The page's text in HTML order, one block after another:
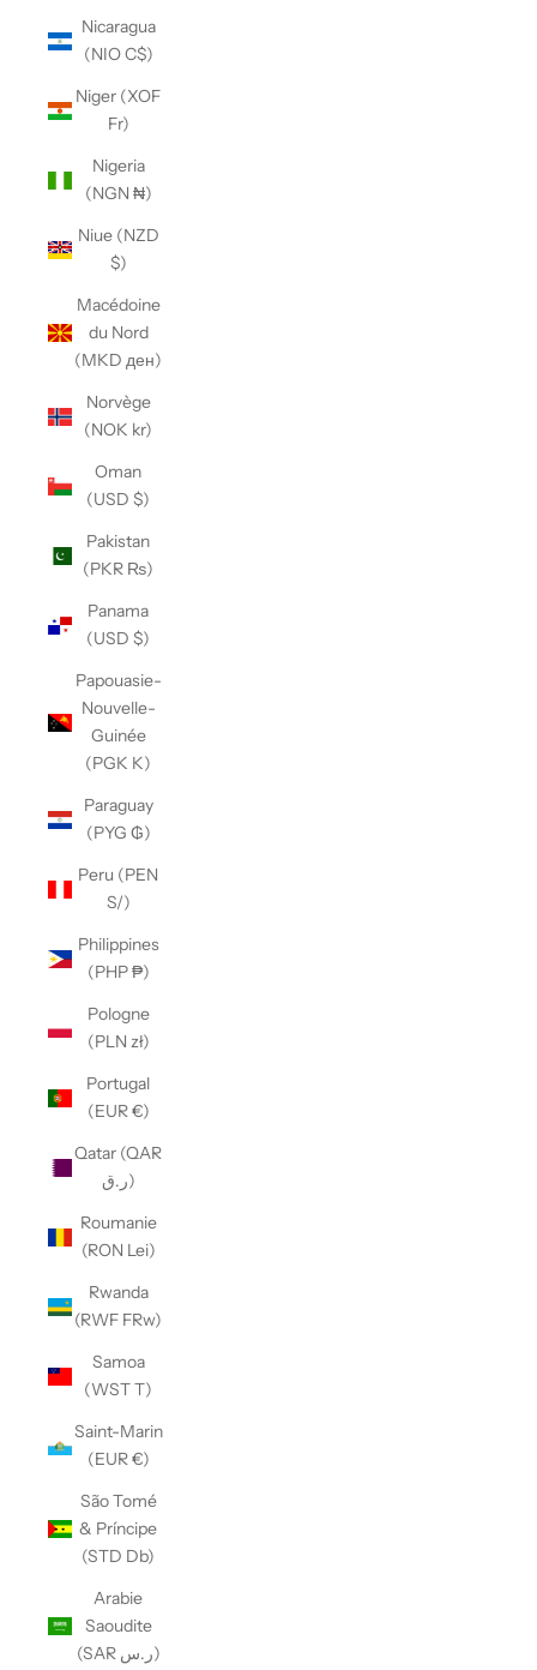
Nicaragua
(NIO C$)
Niger (XOF
Fr)
Nigeria
(NGN ₦)
Niue (NZD
$)
Macédoine
du Nord
(MKD ден)
Norvège
(NOK kr)
Oman
(USD $)
Pakistan
(PKR ₨)
Panama
(USD $)
Papouasie-
Nouvelle-
Guinée
(PGK K)
Paraguay
(PYG ₲)
Peru (PEN
S/)
Philippines
(PHP ₱)
Pologne
(PLN zł)
Portugal
(EUR €)
Qatar (QAR
ر.ق)
Roumanie
(RON Lei)
Rwanda
(RWF FRw)
Samoa
(WST T)
Saint-Marin
(EUR €)
São Tomé
& Príncipe
(STD Db)
Arabie
Saoudite
(SAR ر.س)